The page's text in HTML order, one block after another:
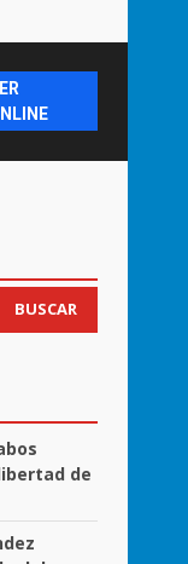
BUSCAR
de